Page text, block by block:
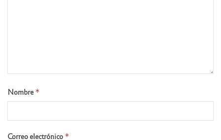
Nombre *
Correo electrónico *